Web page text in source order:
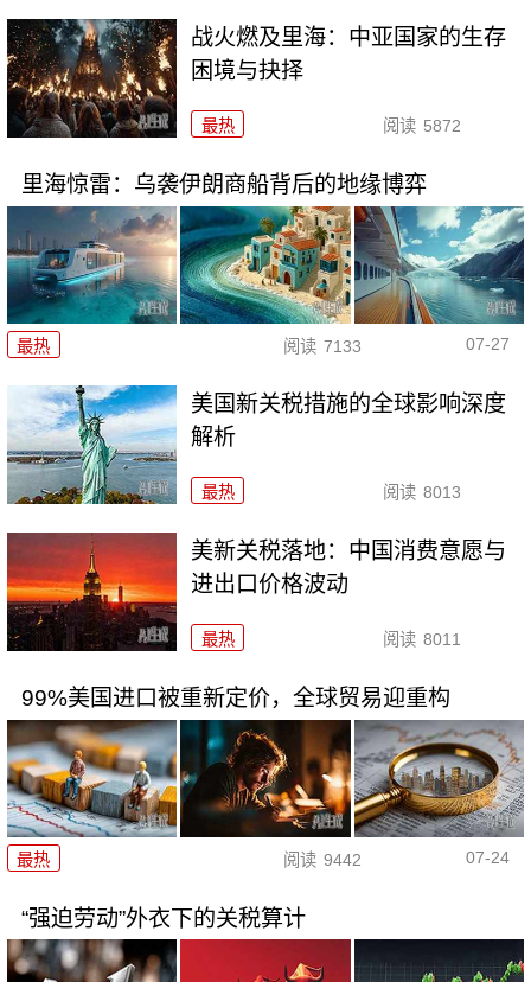
战火燃及里海：中亚国家的生存
困境与抉择
最热 阅读 5872
里海惊雷：乌袭伊朗商船背后的地缘博弈
最热 阅读 7133 07-27
美国新关税措施的全球影响深度
解析
最热 阅读 8013
美新关税落地：中国消费意愿与
进出口价格波动
最热 阅读 8011
99%美国进口被重新定价，全球贸易迎重构
最热 阅读 9442 07-24
“强迫劳动”外衣下的关税算计